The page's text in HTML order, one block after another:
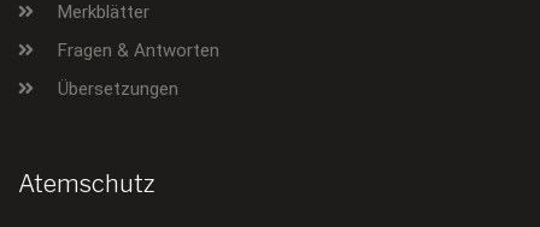
Merkblätter
Fragen & Antworten
Übersetzungen
Atemschutz